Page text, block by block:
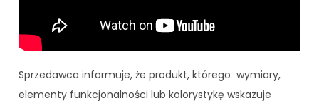
Sprzedawca informuje, że produkt, którego wymiary,
elementy funkcjonalności lub kolorystykę wskazuje